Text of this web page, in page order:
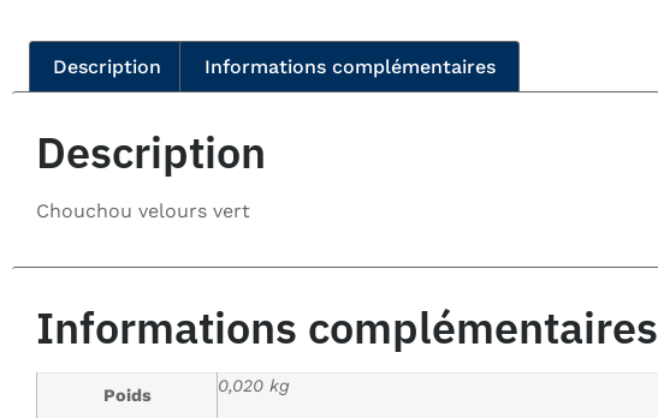
Description Informations complémentaires
Description
Chouchou velours vert
Informations complémentaires
Poids 0,020 kg